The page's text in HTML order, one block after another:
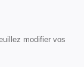
modifier vos